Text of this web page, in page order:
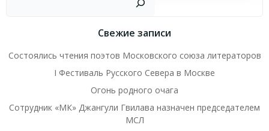
Свежие записи
Состоялись чтения поэтов Московского союза литераторов
I Фестиваль Русского Севера в Москве
Огонь родного очага
Сотрудник «МК» Джангули Гвилава назначен председателем
МСЛ